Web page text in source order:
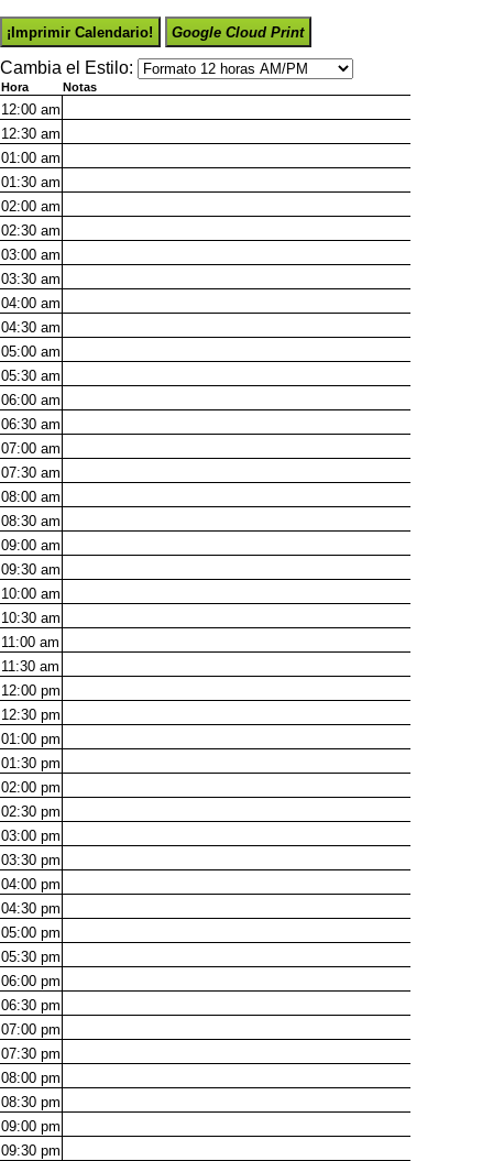
¡Imprimir Calendario! Google Cloud Print
Cambia el Estilo:
Hora Notas
12:00 am
12:30 am
01:00 am
01:30 am
02:00 am
02:30 am
03:00 am
03:30 am
04:00 am
04:30 am
05:00 am
05:30 am
06:00 am
06:30 am
07:00 am
07:30 am
08:00 am
08:30 am
09:00 am
09:30 am
10:00 am
10:30 am
11:00 am
11:30 am
12:00 pm
12:30 pm
01:00 pm
01:30 pm
02:00 pm
02:30 pm
03:00 pm
03:30 pm
04:00 pm
04:30 pm
05:00 pm
05:30 pm
06:00 pm
06:30 pm
07:00 pm
07:30 pm
08:00 pm
08:30 pm
09:00 pm
09:30 pm